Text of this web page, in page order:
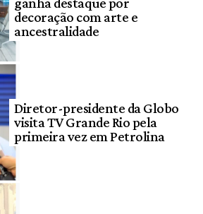
ganha destaque por
decoração com arte e
ancestralidade
Diretor-presidente da Globo
visita TV Grande Rio pela
primeira vez em Petrolina